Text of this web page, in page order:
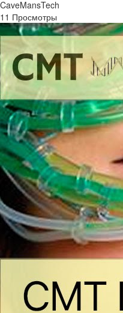
CaveMansTech
11 Просмотры